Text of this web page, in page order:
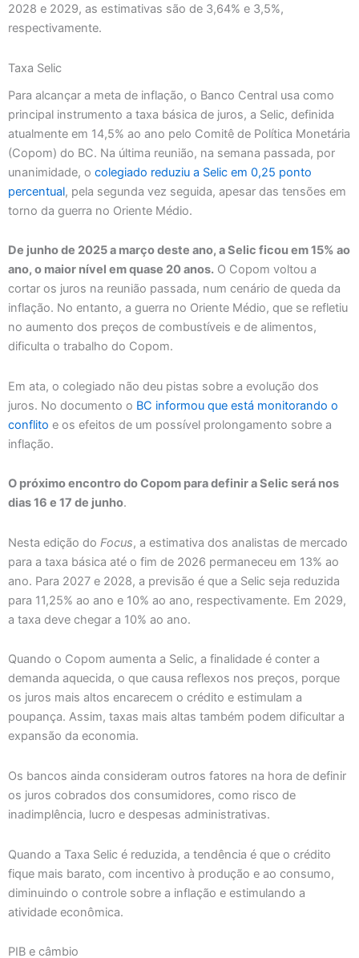
2028 e 2029, as estimativas são de 3,64% e 3,5%,
respectivamente.
Taxa Selic
Para alcançar a meta de inflação, o Banco Central usa como
principal instrumento a taxa básica de juros, a Selic, definida
atualmente em 14,5% ao ano pelo Comitê de Política Monetária
(Copom) do BC. Na última reunião, na semana passada, por
unanimidade, o colegiado reduziu a Selic em 0,25 ponto
percentual, pela segunda vez seguida, apesar das tensões em
torno da guerra no Oriente Médio.
De junho de 2025 a março deste ano, a Selic ficou em 15% ao
ano, o maior nível em quase 20 anos. O Copom voltou a
cortar os juros na reunião passada, num cenário de queda da
inflação. No entanto, a guerra no Oriente Médio, que se refletiu
no aumento dos preços de combustíveis e de alimentos,
dificulta o trabalho do Copom.
Em ata, o colegiado não deu pistas sobre a evolução dos
juros. No documento o BC informou que está monitorando o
conflito e os efeitos de um possível prolongamento sobre a
inflação.
O próximo encontro do Copom para definir a Selic será nos
dias 16 e 17 de junho.
Nesta edição do Focus, a estimativa dos analistas de mercado
para a taxa básica até o fim de 2026 permaneceu em 13% ao
ano. Para 2027 e 2028, a previsão é que a Selic seja reduzida
para 11,25% ao ano e 10% ao ano, respectivamente. Em 2029,
a taxa deve chegar a 10% ao ano.
Quando o Copom aumenta a Selic, a finalidade é conter a
demanda aquecida, o que causa reflexos nos preços, porque
os juros mais altos encarecem o crédito e estimulam a
poupança. Assim, taxas mais altas também podem dificultar a
expansão da economia.
Os bancos ainda consideram outros fatores na hora de definir
os juros cobrados dos consumidores, como risco de
inadimplência, lucro e despesas administrativas.
Quando a Taxa Selic é reduzida, a tendência é que o crédito
fique mais barato, com incentivo à produção e ao consumo,
diminuindo o controle sobre a inflação e estimulando a
atividade econômica.
PIB e câmbio